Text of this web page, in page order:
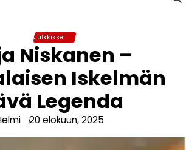
Julkkikset
Niskanen –
Iskelmän
Legenda
20 elokuun, 2025